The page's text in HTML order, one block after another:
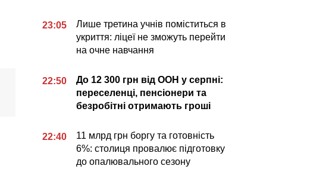
23:05
Лише третина учнів поміститься в
укриття: ліцеї не зможуть перейти
на очне навчання
22:50
До 12 300 грн від ООН у серпні:
переселенці, пенсіонери та
безробітні отримають гроші
22:40
11 млрд грн боргу та готовність
6%: столиця провалює підготовку
до опалювального сезону